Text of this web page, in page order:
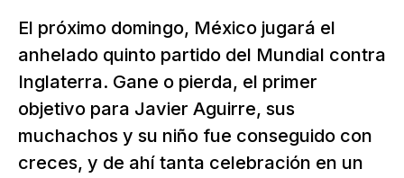
El próximo domingo, México jugará el
anhelado quinto partido del Mundial contra
Inglaterra. Gane o pierda, el primer
objetivo para Javier Aguirre, sus
muchachos y su niño fue conseguido con
creces, y de ahí tanta celebración en un